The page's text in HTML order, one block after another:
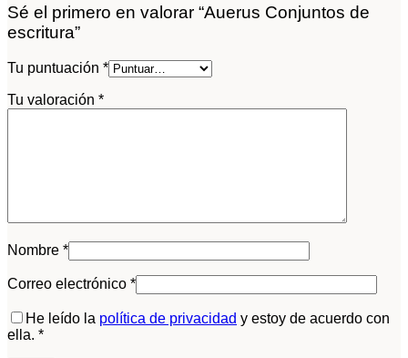
Sé el primero en valorar “Auerus Conjuntos de
escritura”
Tu puntuación *
Tu valoración *
Nombre *
Correo electrónico *
He leído la política de privacidad y estoy de acuerdo con
ella. *